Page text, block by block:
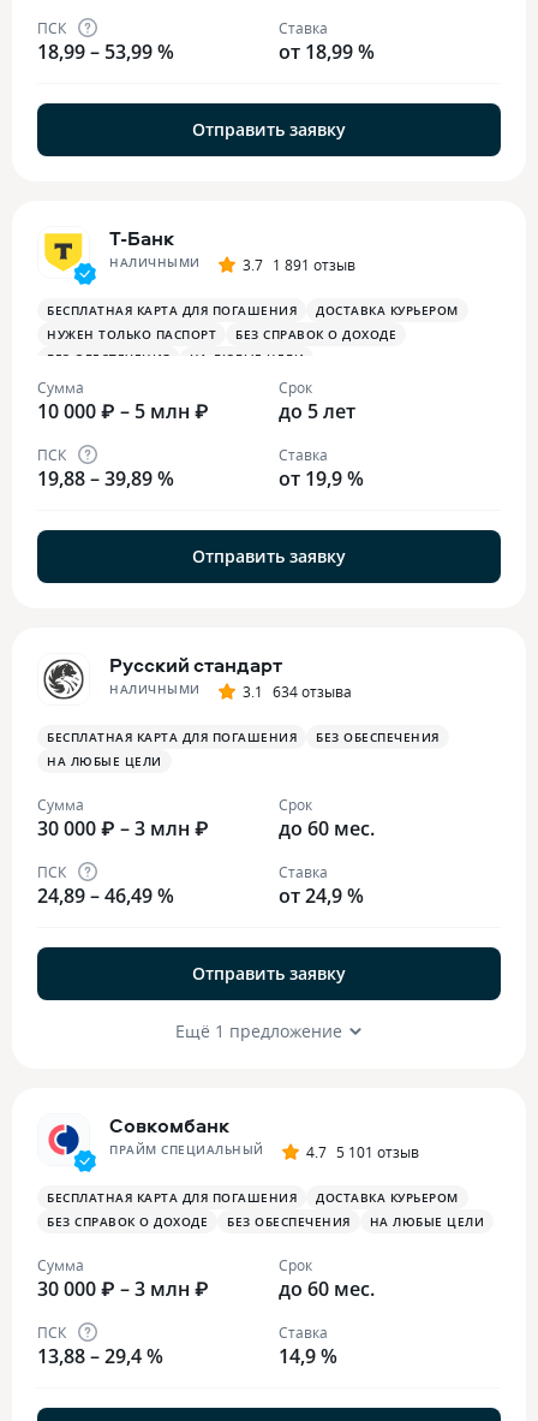
ПСК
18,99 – 53,99 %
Ставка
от 18,99 %
Отправить заявку
Т-Банк
НАЛИЧНЫМИ 3.7 1 891 отзыв
БЕСПЛАТНАЯ КАРТА ДЛЯ ПОГАШЕНИЯ
ДОСТАВКА КУРЬЕРОМ
НУЖЕН ТОЛЬКО ПАСПОРТ
БЕЗ СПРАВОК О ДОХОДЕ
БЕЗ ОБЕСПЕЧЕНИЯ
НА ЛЮБЫЕ ЦЕЛИ
Сумма
10 000 ₽ – 5 млн ₽
Срок
до 5 лет
ПСК
19,88 – 39,89 %
Ставка
от 19,9 %
Отправить заявку
Русский стандарт
НАЛИЧНЫМИ 3.1 634 отзыва
БЕСПЛАТНАЯ КАРТА ДЛЯ ПОГАШЕНИЯ
БЕЗ ОБЕСПЕЧЕНИЯ
НА ЛЮБЫЕ ЦЕЛИ
Сумма
30 000 ₽ – 3 млн ₽
Срок
до 60 мес.
ПСК
24,89 – 46,49 %
Ставка
от 24,9 %
Отправить заявку
Ещё 1 предложение
Совкомбанк
ПРАЙМ СПЕЦИАЛЬНЫЙ 4.7 5 101 отзыв
БЕСПЛАТНАЯ КАРТА ДЛЯ ПОГАШЕНИЯ
ДОСТАВКА КУРЬЕРОМ
БЕЗ СПРАВОК О ДОХОДЕ
БЕЗ ОБЕСПЕЧЕНИЯ НА ЛЮБЫЕ ЦЕЛИ
Сумма
30 000 ₽ – 3 млн ₽
Срок
до 60 мес.
ПСК
13,88 – 29,4 %
Ставка
14,9 %